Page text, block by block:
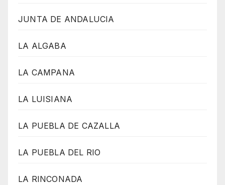
JUNTA DE ANDALUCIA
LA ALGABA
LA CAMPANA
LA LUISIANA
LA PUEBLA DE CAZALLA
LA PUEBLA DEL RIO
LA RINCONADA